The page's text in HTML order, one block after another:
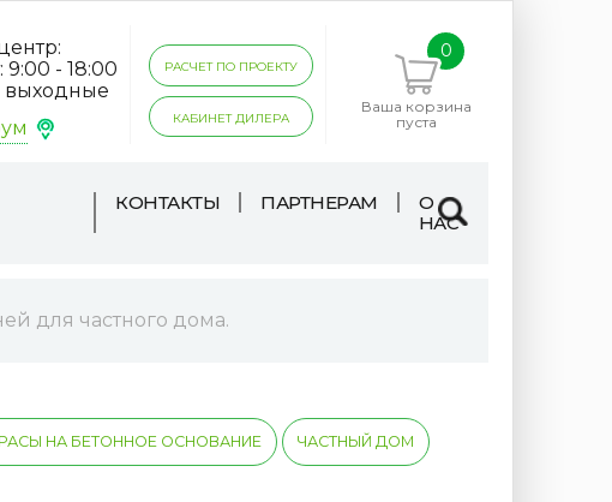
9:00 - 18:00
выходные
РАСЧЕТ ПО ПРОЕКТУ
КАБИНЕТ ДИЛЕРА
0
Ваша корзина
пуста
КОНТАКТЫ ПАРТНЕРАМ
О
НАС
для частного дома.
НА БЕТОННОЕ ОСНОВАНИЕ ЧАСТНЫЙ ДОМ